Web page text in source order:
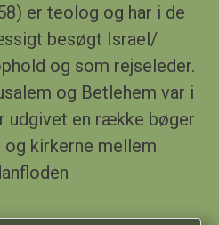
er teolog og har i de
besøgt Israel/
og som rejseleder.
og Betlehem var i
udgivet en række bøger
kirkerne mellem